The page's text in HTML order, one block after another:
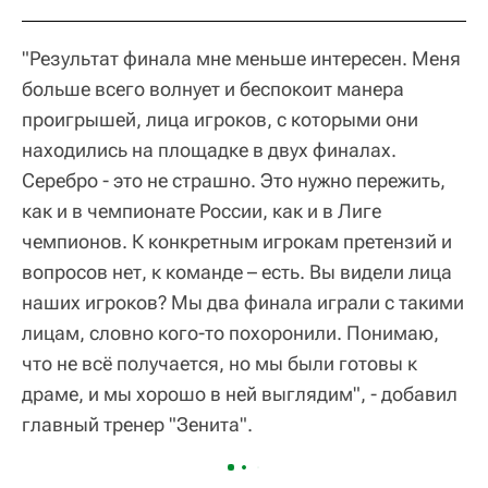
"Результат финала мне меньше интересен. Меня
больше всего волнует и беспокоит манера
проигрышей, лица игроков, с которыми они
находились на площадке в двух финалах.
Серебро - это не страшно. Это нужно пережить,
как и в чемпионате России, как и в Лиге
чемпионов. К конкретным игрокам претензий и
вопросов нет, к команде – есть. Вы видели лица
наших игроков? Мы два финала играли с такими
лицам, словно кого-то похоронили. Понимаю,
что не всё получается, но мы были готовы к
драме, и мы хорошо в ней выглядим", - добавил
главный тренер "Зенита".